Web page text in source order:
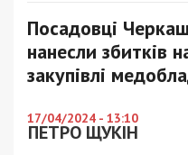
Посадовці
нанесли збитків
закупівлі
17/04/2024 - 13:10
ПЕТРО ЩУКІН